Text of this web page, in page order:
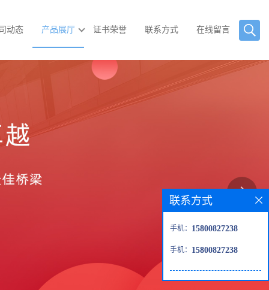
动态 产品展厅 证书荣誉 联系方式 在线留言
联系方式
手机： 15800827238
手机： 15800827238